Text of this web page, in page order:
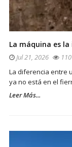
La máquina es
Jul 21, 2026 110
La diferencia entre
ya no está en el
Leer Más...